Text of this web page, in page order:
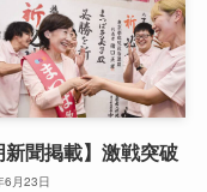
新聞掲載】激戦突破
6月23日